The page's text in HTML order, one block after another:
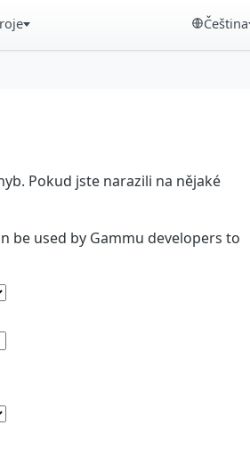
Čeština
Pokud jste narazili na nějaké
be used by Gammu developers to